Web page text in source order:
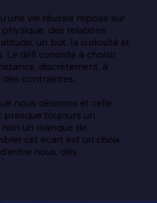
vie réussie repose sur
physique, des relations
un but, la curiosité et
Le défi consiste à choisir
discrètement, à
des contraintes.
nous désirons et celle
presque toujours un
non un manque de
cet écart est un choix
nous, dès